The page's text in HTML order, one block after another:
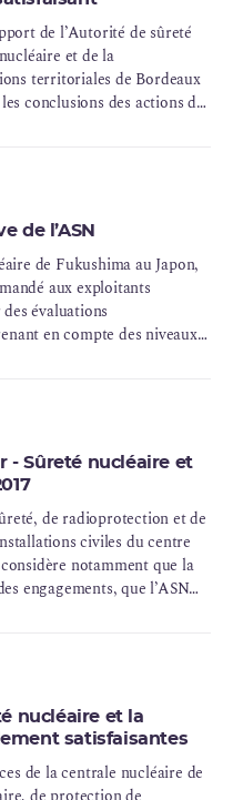
de l’Autorité de sûreté
et de la
territoriales de Bordeaux
conclusions des actions de
de l’ASN
de Fukushima au Japon,
aux exploitants
évaluations
en compte des niveaux
- Sûreté nucléaire et
de radioprotection et de
civiles du centre
notamment que la
engagements, que l’ASN
technologie du plutonium
(LPC)] par le CEA
poursuite des opérations de
NC.
nucléaire et la
satisfaisantes
de la centrale nucléaire de